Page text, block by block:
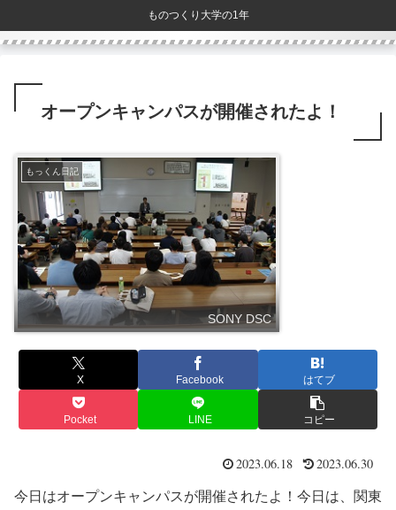
ものつくり大学の1年
オープンキャンパスが開催されたよ！
もっくん日記
SONY DSC
X Facebook はてブ
Pocket LINE コピー
2023.06.18 2023.06.30
今日はオープンキャンパスが開催されたよ！今日は、関東